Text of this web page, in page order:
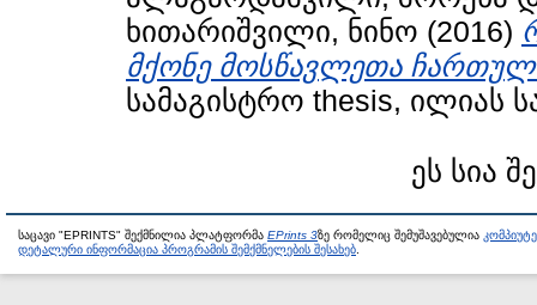
ხითარიშვილი, ნინო (2016)
მქონე მოსწავლეთა
სამაგისტრო thesis, ილიას
ეს სია
საცავი "EPRINTS" შექმნილია პლატფორმა EPrints 3ზე რომელიც შემუშავებულია
დეტალური ინფორმაცია პროგრამის შემქმნელების შესახებ